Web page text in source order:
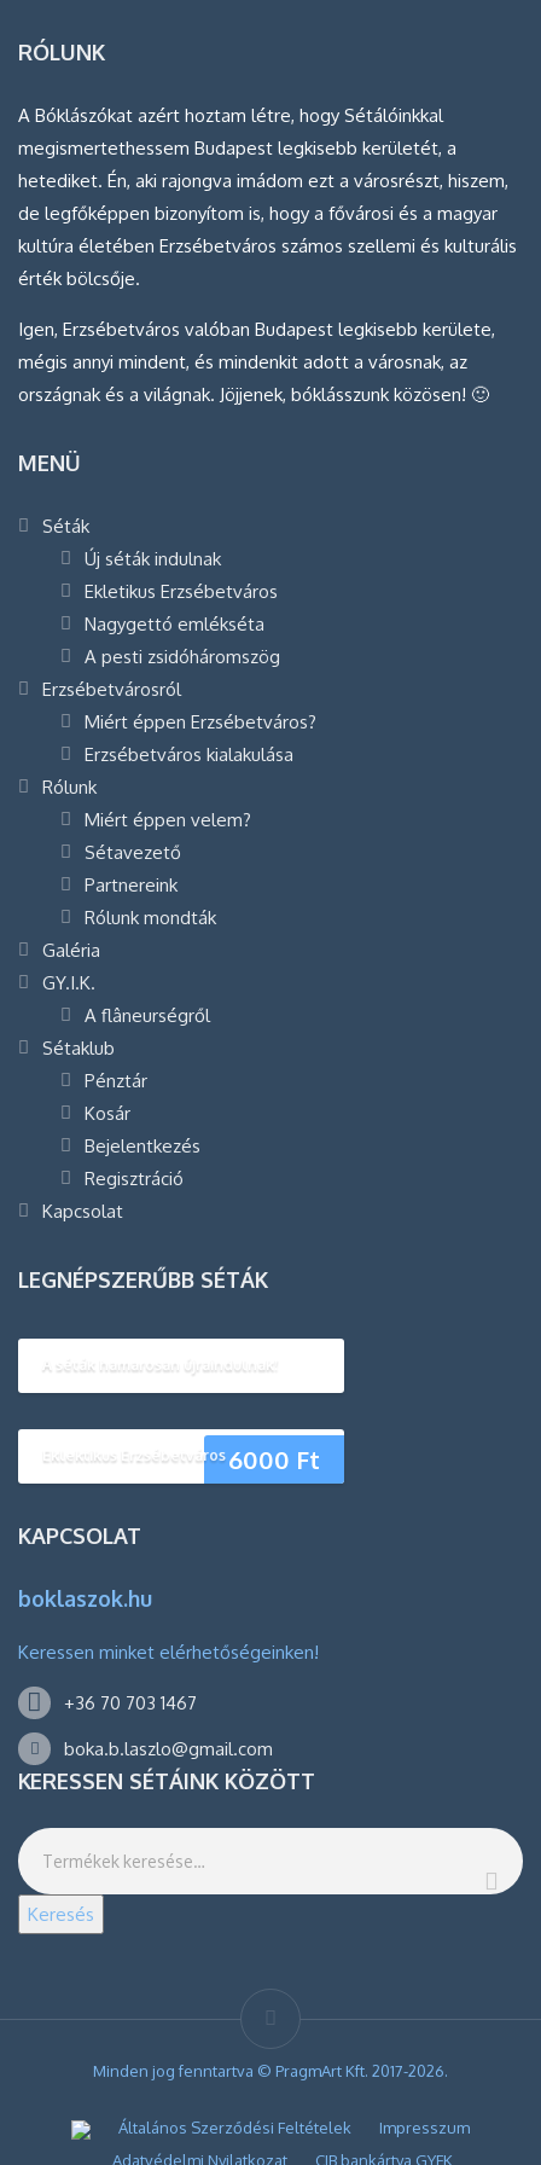
RÓLUNK
A Bóklászókat azért hoztam létre, hogy Sétálóinkkal
megismertethessem Budapest legkisebb kerületét, a
hetediket. Én, aki rajongva imádom ezt a városrészt, hiszem,
de legfőképpen bizonyítom is, hogy a fővárosi és a magyar
kultúra életében Erzsébetváros számos szellemi és kulturális
érték bölcsője.
Igen, Erzsébetváros valóban Budapest legkisebb kerülete,
mégis annyi mindent, és mindenkit adott a városnak, az
országnak és a világnak. Jöjjenek, bóklásszunk közösen! 🙂
MENÜ
Séták
Új séták indulnak
Ekletikus Erzsébetváros
Nagygettó emlékséta
A pesti zsidóháromszög
Erzsébetvárosról
Miért éppen Erzsébetváros?
Erzsébetváros kialakulása
Rólunk
Miért éppen velem?
Sétavezető
Partnereink
Rólunk mondták
Galéria
GY.I.K.
A flâneurségről
Sétaklub
Pénztár
Kosár
Bejelentkezés
Regisztráció
Kapcsolat
LEGNÉPSZERŰBB SÉTÁK
A séták hamarosan újraindulnak!
6000 Ft
Eklektikus Erzsébetváros
KAPCSOLAT
boklaszok.hu
Keressen minket elérhetőségeinken!
+36 70 703 1467
boka.b.laszlo@gmail.com
KERESSEN SÉTÁINK KÖZÖTT
Keresés
Minden jog fenntartva © PragmArt Kft. 2017-2026.
Általános Szerződési Feltételek
Impresszum
Adatvédelmi Nyilatkozat
CIB bankártya GYFK